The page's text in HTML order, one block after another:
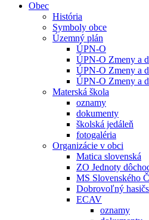
Obec
História
Symboly obce
Územný plán
ÚPN-O
ÚPN-O Zmeny a
ÚPN-O Zmeny a
ÚPN-O Zmeny a
Materská škola
oznamy
dokumenty
školská jedáleň
fotogaléria
Organizácie v obci
Matica slovenská
ZO Jednoty
MS Slovenského
Dobrovoľný
ECAV
oznamy